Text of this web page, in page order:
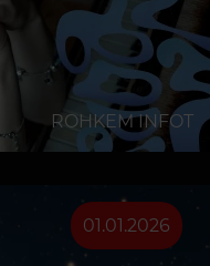
ROHKEM INFOT
01.01.2026